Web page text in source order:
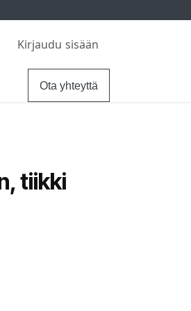
Kirjaudu sisään
Ota yhteyttä
tiikki